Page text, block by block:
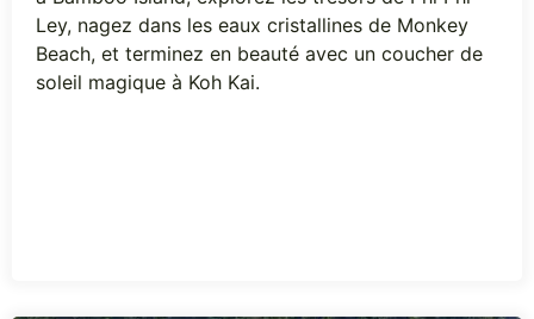
Ley, nagez dans les eaux cristallines de Monkey
Beach, et terminez en beauté avec un coucher de
soleil magique à Koh Kai.